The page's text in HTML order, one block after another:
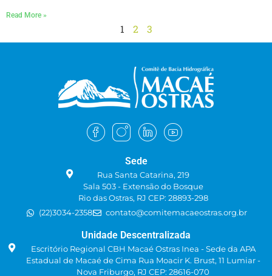
Read More »
1 2 3
Sede
Rua Santa Catarina, 219
Sala 503 - Extensão do Bosque
Rio das Ostras, RJ CEP: 28893-298
(22)3034-2358
contato@comitemacaeostras.org.br
Unidade Descentralizada
Escritório Regional CBH Macaé Ostras Inea - Sede da APA
Estadual de Macaé de Cima Rua Moacir K. Brust, 11 Lumiar -
Nova Friburgo, RJ CEP: 28616-070